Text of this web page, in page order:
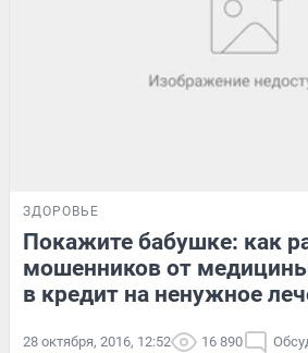
ЗДОРОВЬЕ
Покажите бабушке: как
мошенников от
в кредит на ненужное
28 октября, 2016, 12:52 16 890